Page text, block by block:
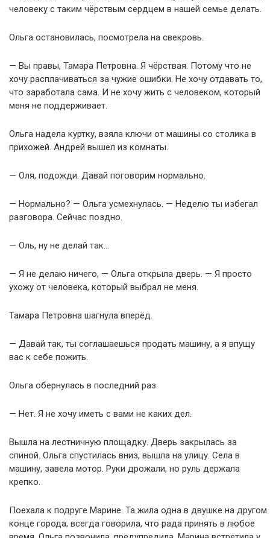
человеку с таким чёрствым сердцем в нашей семье делать.
Ольга остановилась, посмотрела на свекровь.
— Вы правы, Тамара Петровна. Я чёрствая. Потому что не
хочу расплачиваться за чужие ошибки. Не хочу отдавать то,
что заработала сама. И не хочу жить с человеком, который
меня не поддерживает.
Ольга надела куртку, взяла ключи от машины со столика в
прихожей. Андрей вышел из комнаты.
— Оля, подожди. Давай поговорим нормально.
— Нормально? — Ольга усмехнулась. — Неделю ты избегал
разговора. Сейчас поздно.
— Оль, ну не делай так…
— Я не делаю ничего, — Ольга открыла дверь. — Я просто
ухожу от человека, который выбрал не меня.
Тамара Петровна шагнула вперёд.
— Давай так, ты соглашаешься продать машину, а я впущу
вас к себе пожить.
Ольга обернулась в последний раз.
— Нет. Я не хочу иметь с вами не каких дел.
Вышла на лестничную площадку. Дверь закрылась за
спиной. Ольга спустилась вниз, вышла на улицу. Села в
машину, завела мотор. Руки дрожали, но руль держала
крепко.
Поехала к подруге Марине. Та жила одна в двушке на другом
конце города, всегда говорила, что рада принять в любое